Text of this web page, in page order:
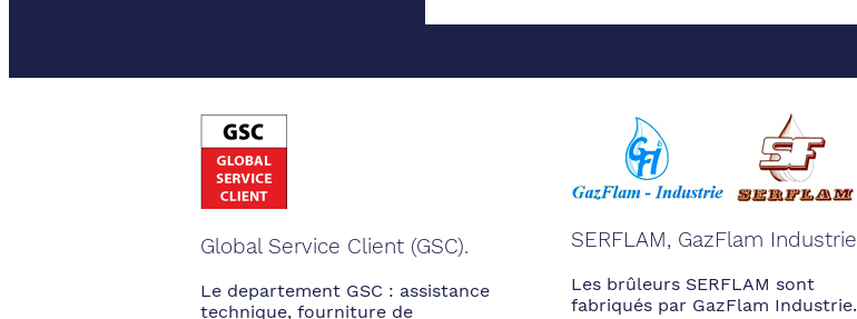
Global Service Client (GSC).
Le departement GSC : assistance
technique, fourniture de
SERFLAM, GazFlam Industrie
Les brûleurs SERFLAM sont
fabriqués par GazFlam Industrie.